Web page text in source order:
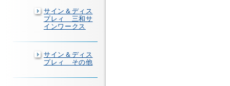
サイン＆ディス
プレィ 三和サ
インワークス
サイン＆ディス
プレィ その他